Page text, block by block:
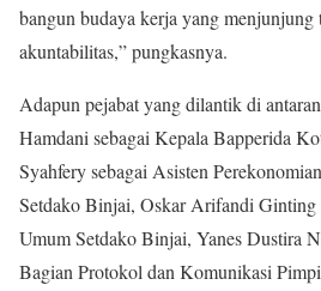
bangun budaya kerja yang
akuntabilitas,” pungkasnya.
Adapun pejabat yang dilantik di
Hamdani sebagai Kepala Bapperida
Syahfery sebagai Asisten
Setdako Binjai, Oskar Arifandi Ginting
Umum Setdako Binjai, Yanes Dustira
Bagian Protokol dan Komunikasi